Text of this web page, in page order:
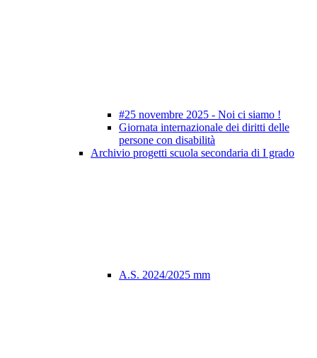
#25 novembre 2025 - Noi ci siamo !
Giornata internazionale dei diritti delle
persone con disabilità
Archivio progetti scuola secondaria di I grado
A.S. 2024/2025 mm